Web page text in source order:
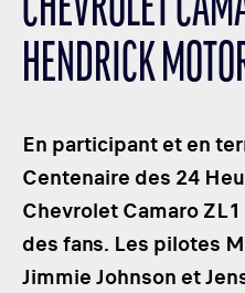
LES
SEA
CHEVROLET
HENDRICK
En participant et en
Centenaire des 24
Chevrolet Camaro
des fans. Les pilotes
Jimmie Johnson et